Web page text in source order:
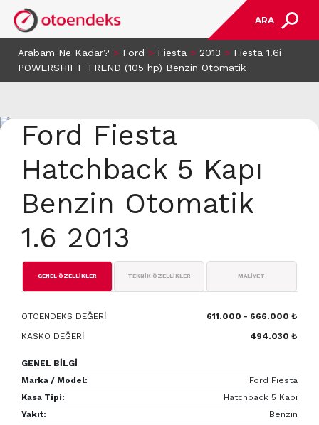
ARA
Arabam Ne Kadar? > Ford > Fiesta > 2013 > Fiesta 1.6i
POWERSHIFT TREND (105 hp) Benzin Otomatik
Ford Fiesta
Hatchback 5 Kapı
Benzin Otomatik
1.6 2013
GENEL ÖZELLİKLER TEKNİK ÖZELLİKLER MALİYET
OTOENDEKS DEĞERİ
611.000 - 666.000 ₺
KASKO DEĞERİ
494.030 ₺
GENEL BİLGİ
Marka / Model:
Ford Fiesta
Kasa Tipi:
Hatchback 5 Kapı
Yakıt:
Benzin